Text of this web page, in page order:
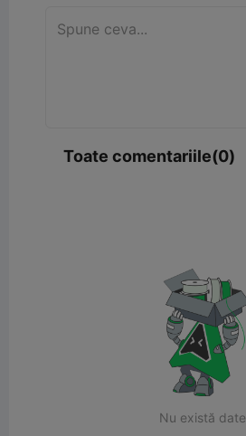
Toate comentariile(0)
Nu există date